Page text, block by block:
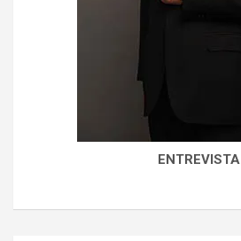
ENTREVISTA